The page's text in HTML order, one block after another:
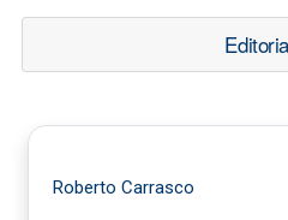
Roberto Carrasco